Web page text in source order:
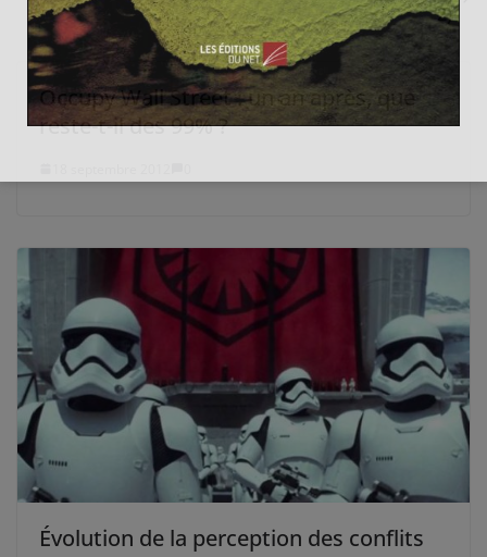
2)
Occupy Wall Street : un an après, que
reste-t-il des 99% ?
Évolution de la perception des conflits